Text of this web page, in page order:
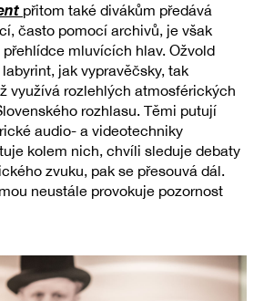
přitom také divákům předává
často pomocí archivů, je však
přehlídce mluvících hlav. Ožvold
jak vypravěčsky, tak
využívá rozlehlých atmosférických
rozhlasu. Těmi putují
audio- a videotechniky
kolem nich, chvíli sleduje debaty
zvuku, pak se přesouvá dál.
neustále provokuje pozornost